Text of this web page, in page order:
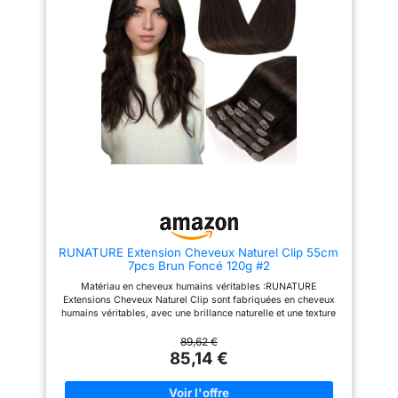
cheveux d'épaisseur moyenne ,
parfait pour créer une chevelure
abondant. 5 clips anti-glisses
pré-fixés, simple à appliquer
par vous-même, jouis d’une
pose en 1 minute
【Indétectable et Naturel】
L'extension est bien pareille au
cheveux humains, personne ne
peut remarquer l'extension sur
【Pratique】 Les
d'utilisation: utilisez la colle
blanche américaine, pas facile
à peler; Fournir une colle de
remplacement; Peut être utilisé
pendant 4 - 8 semaines selon
l'entretien des cheveux 4. Soins
quotidiens: utilisez un
shampooing doux; Séchage
naturel après lavage; Parce que
l'extension cheveux n'absorbe
pas les nutriments par les
racines, il est nécessaire
les expositions de cheveux
naturel sont prises par nous -
mêmes; Des variations de
raison des différents moniteurs
RUNATURE Extension Cheveux Naturel Clip 55cm
7pcs Brun Foncé 120g #2
Matériau en cheveux humains véritables :RUNATURE
Extensions Cheveux Naturel Clip sont fabriquées en cheveux
humains véritables, avec une brillance naturelle et une texture
Application rapide et maintien sécurisé :Aucune compétence
professionnelle requise. Il suffit de clipser en quelques
minutes à la maison. Le design à clips aide à maintenir les
extensions bien en place Configuration en 7 pièces :Comprend
un ensemble soigneusement conçu de 7 pièces offrant une
89,62 €
85,14 €